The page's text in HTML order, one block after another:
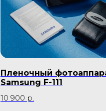
Пленочный
Samsung F-111
10 900 р.